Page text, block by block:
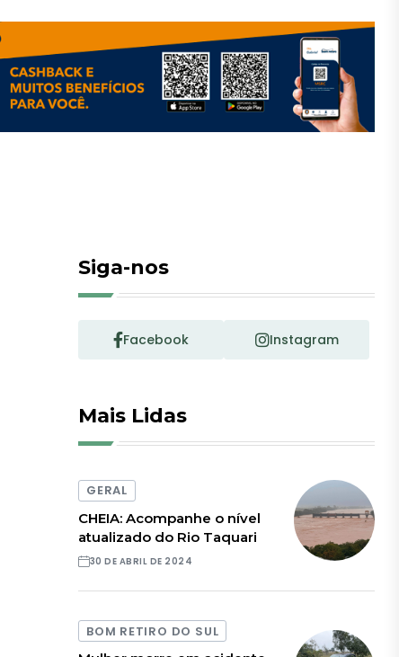
Siga-nos
Facebook Instagram
Mais Lidas
GERAL
CHEIA: Acompanhe o nível
atualizado do Rio Taquari
30 DE ABRIL DE 2024
BOM RETIRO DO SUL